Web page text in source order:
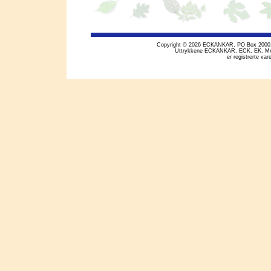
Copyright © 2026 ECKANKAR, PO Box
Uttrykkene ECKANKAR, ECK, EK,
er registrerte